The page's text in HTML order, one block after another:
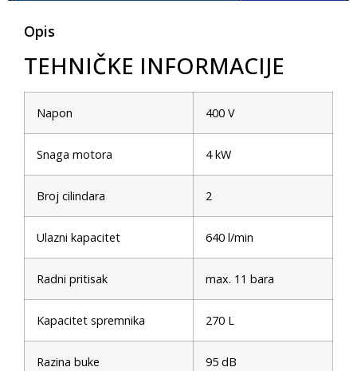
Opis
TEHNIČKE INFORMACIJE
Napon 400 V
Snaga motora 4 kW
Broj cilindara 2
Ulazni kapacitet 640 l/min
Radni pritisak max. 11 bara
Kapacitet spremnika 270 L
Razina buke 95 dB